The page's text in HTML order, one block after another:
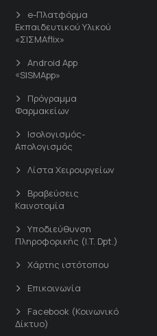
e-Πλατφόρμα
Εκπαιδευτικού Υλικού
«ΣΙΣΜΑflix»
Android App
«SISMApp»
Πρόγραμμα
Φαρμακείων
Ισολογισμός-
Απολογισμός
Λίστα Χειρουργείων
Βραβεύσεις
Καινοτομία
Υποδιεύθυνση
Πληροφορικής (I.T. Dpt.)
Χάρτης ιστότοπου
Επικοινωνία
Facebook (Κοινωνικό
Δίκτυο)